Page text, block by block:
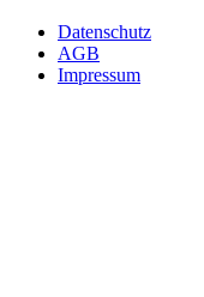
Datenschutz
AGB
Impressum